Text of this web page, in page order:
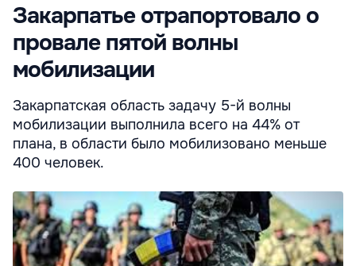
Закарпатье отрапортовало о
провале пятой волны
мобилизации
Закарпатская область задачу 5-й волны
мобилизации выполнила всего на 44% от
плана, в области было мобилизовано меньше
400 человек.